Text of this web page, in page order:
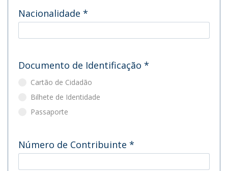
Nacionalidade *
Documento de Identificação *
Cartão de Cidadão
Bilhete de Identidade
Passaporte
Número de Contribuinte *